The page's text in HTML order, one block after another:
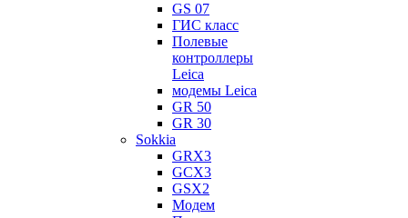
GS 07
ГИС класс
Полевые
контроллеры
Leica
модемы Leica
GR 50
GR 30
Sokkia
GRX3
GCX3
GSX2
Модем